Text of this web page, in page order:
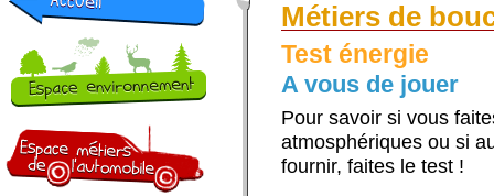
Métiers de
Test énergie
A vous de jouer
Pour savoir si vous
atmosphériques ou si
fournir, faites le test !